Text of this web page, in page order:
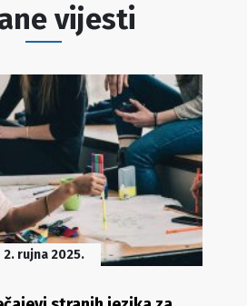
vijesti
2. rujna 2025.